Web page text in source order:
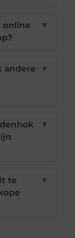
online
▼
andere
▼
▼
te
▼